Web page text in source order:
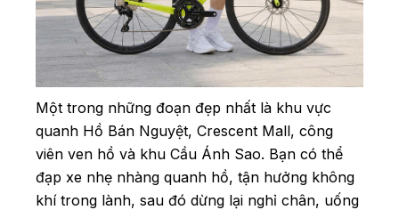
Một trong những đoạn đẹp nhất là khu vực
quanh Hồ Bán Nguyệt, Crescent Mall, công
viên ven hồ và khu Cầu Ánh Sao. Bạn có thể
đạp xe nhẹ nhàng quanh hồ, tận hưởng không
khí trong lành, sau đó dừng lại nghỉ chân, uống